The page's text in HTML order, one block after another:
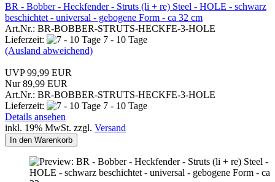
BR - Bobber - Heckfender - Struts (li + re) Steel - HOLE - schwarz
beschichtet - universal - gebogene Form - ca 32 cm
Art.Nr.: BR-BOBBER-STRUTS-HECKFE-3-HOLE
Lieferzeit:
7 - 10 Tage
(Ausland abweichend)
UVP 99,99 EUR
Nur 89,99 EUR
Art.Nr.: BR-BOBBER-STRUTS-HECKFE-3-HOLE
Lieferzeit:
7 - 10 Tage
Details ansehen
inkl. 19% MwSt. zzgl. Versand
In den Warenkorb